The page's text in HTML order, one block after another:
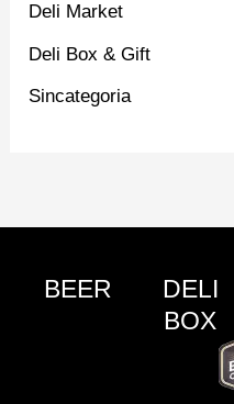
Deli Market
Deli Box & Gift
Sincategoria
BEER
DELI
BOX